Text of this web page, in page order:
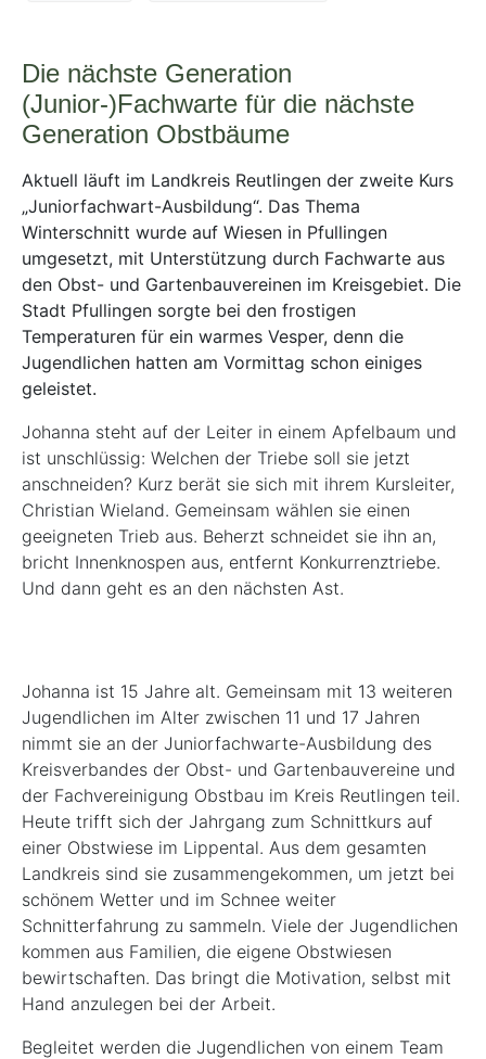
Die nächste Generation
(Junior-)Fachwarte für die nächste
Generation Obstbäume
Aktuell läuft im Landkreis Reutlingen der zweite Kurs
„Juniorfachwart-Ausbildung“. Das Thema
Winterschnitt wurde auf Wiesen in Pfullingen
umgesetzt, mit Unterstützung durch Fachwarte aus
den Obst- und Gartenbauvereinen im Kreisgebiet. Die
Stadt Pfullingen sorgte bei den frostigen
Temperaturen für ein warmes Vesper, denn die
Jugendlichen hatten am Vormittag schon einiges
geleistet.
Johanna steht auf der Leiter in einem Apfelbaum und
ist unschlüssig: Welchen der Triebe soll sie jetzt
anschneiden? Kurz berät sie sich mit ihrem Kursleiter,
Christian Wieland. Gemeinsam wählen sie einen
geeigneten Trieb aus. Beherzt schneidet sie ihn an,
bricht Innenknospen aus, entfernt Konkurrenztriebe.
Und dann geht es an den nächsten Ast.
Johanna ist 15 Jahre alt. Gemeinsam mit 13 weiteren
Jugendlichen im Alter zwischen 11 und 17 Jahren
nimmt sie an der Juniorfachwarte-Ausbildung des
Kreisverbandes der Obst- und Gartenbauvereine und
der Fachvereinigung Obstbau im Kreis Reutlingen teil.
Heute trifft sich der Jahrgang zum Schnittkurs auf
einer Obstwiese im Lippental. Aus dem gesamten
Landkreis sind sie zusammengekommen, um jetzt bei
schönem Wetter und im Schnee weiter
Schnitterfahrung zu sammeln. Viele der Jugendlichen
kommen aus Familien, die eigene Obstwiesen
bewirtschaften. Das bringt die Motivation, selbst mit
Hand anzulegen bei der Arbeit.
Begleitet werden die Jugendlichen von einem Team